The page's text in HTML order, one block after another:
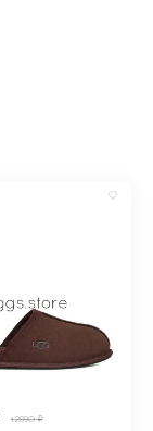
12890 ₽